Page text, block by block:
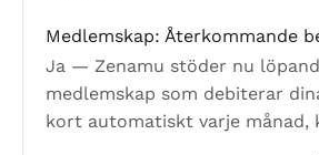
Medlemskap: Återkommande
Ja — Zenamu stöder nu
medlemskap som debiterar
kort automatiskt varje månad,